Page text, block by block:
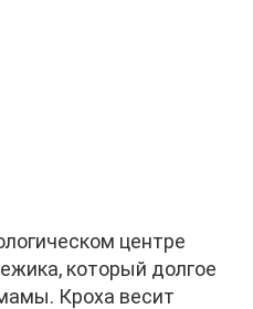
центре
который долгое
Кроха весит